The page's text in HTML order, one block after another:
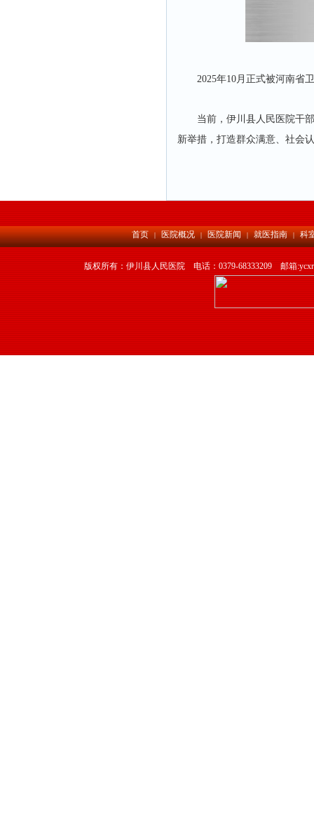
2025年10月正式被河南省
当前，伊川县人民医院干
新举措，打造群众满意、社会
首页 | 医院概况 | 医院新闻 | 就医指南 | 科
版权所有：伊川县人民医院 电话：0379-68333209 邮箱